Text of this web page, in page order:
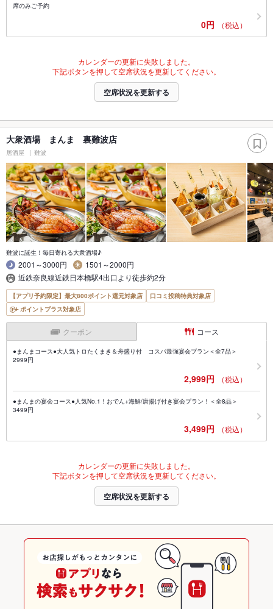
席のみご予約
0円 （税込）
カレンダーの更新に失敗しました。
下記ボタンを押して空席状況を更新してください。
空席状況を更新する
大衆酒場 まんま 裏難波店
居酒屋 難波
難波に誕生！毎日寄れる大衆酒場♪
2001～3000円
1501～2000円
近鉄奈良線近鉄日本橋駅4出口より徒歩約2分
【アプリ予約限定】最大800ポイント還元対象店
口コミ投稿特典対象店
ポイントプラス対象店
クーポン コース
●まんまコース●大人気トロたくまき＆舟盛り付 コスパ最強宴会プラン＜全7品＞
2999円
2,999円 （税込）
●まんまの宴会コース●人気No.1！おでん+海鮮/唐揚げ付き宴会プラン！＜全8品＞
3499円
3,499円 （税込）
カレンダーの更新に失敗しました。
下記ボタンを押して空席状況を更新してください。
空席状況を更新する